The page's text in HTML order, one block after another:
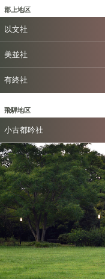
郡上地区
以文社
美並社
有終社
飛騨地区
小古都吟社